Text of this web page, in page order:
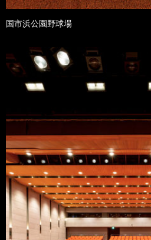
国市浜公園野球場